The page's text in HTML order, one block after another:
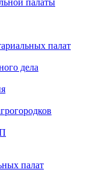
палаты
палат
дела
палат